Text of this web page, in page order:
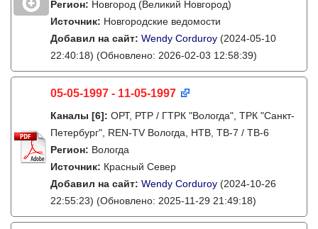
Регион: Новгород (Великий Новгород)
Источник: Новгородские ведомости
Добавил на сайт: Wendy Corduroy (2024-05-10
22:40:18) (Обновлено: 2026-02-03 12:58:39)
05-05-1997 - 11-05-1997
Каналы [6]: ОРТ, РТР / ГТРК "Вологда", ТРК "Санкт-
Петербург", REN-TV Вологда, НТВ, ТВ-7 / ТВ-6
Регион: Вологда
Источник: Красный Север
Добавил на сайт: Wendy Corduroy (2024-10-26
22:55:23) (Обновлено: 2025-11-29 21:49:18)